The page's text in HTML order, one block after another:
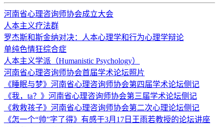
河南省心理咨询师协会成立大会
人本主义疗法群
罗杰斯和斯金纳对决：人本心理学和行为心理学辩论
单纯色情狂综合症
人本主义学派（Humanistic Psychology）
河南省心理咨询师协会首届学术论坛照片
《睡眠与梦》河南省心理咨询师协会第四届学术论坛侧记
《我，ta？》河南省心理咨询师协会第三届学术论坛侧记
《救救孩子》河南省心理咨询师协会第二次心理论坛侧记
《怎一个“帅”字了得》有感于3月17日王雨若教授的论坛讲座